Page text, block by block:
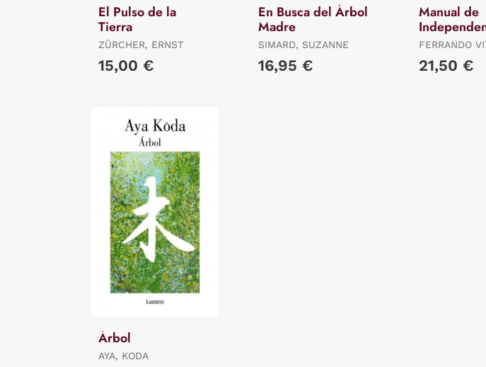
El Pulso de la
Tierra
ZÜRCHER, ERNST
15,00 €
En Busca del Árbol
Madre
SIMARD, SUZANNE
16,95 €
Manual de
Energética
FERRANDO
LÓPEZ,
21,50 €
Árbol
AYA, KODA